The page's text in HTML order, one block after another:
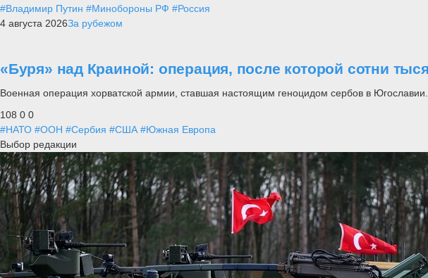
#Владимир Путин #Минобороны РФ #Россия
4 августа 2026За рубежом
«Буря» над Краиной: операция, после которой сотни
Военная операция хорватской армии, ставшая настоящим геноцидом сербов в Югославии.
108 0 0
#НАТО #ООН #Сербия #США #Южная Европа
Выбор редакции